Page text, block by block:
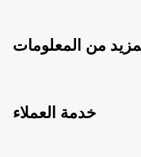
من المعلومات
خدمة العملاء